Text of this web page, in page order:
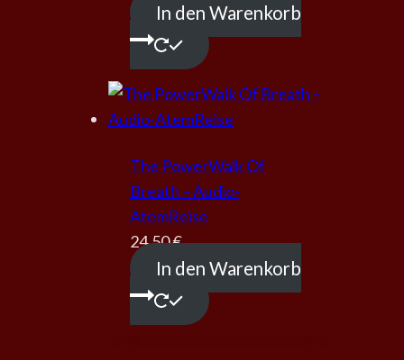
In den Warenkorb
The PowerWalk Of
Breath – Audio-
AtemReise
24,50€
In den Warenkorb